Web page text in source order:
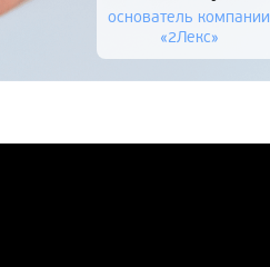
основатель компании
«2Лекс»